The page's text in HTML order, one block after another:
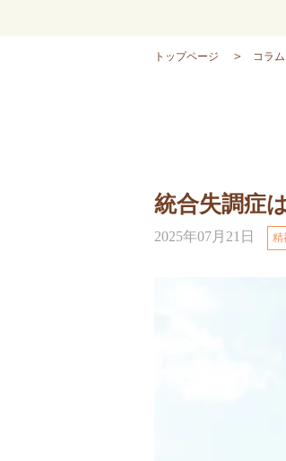
トップページ コラム
統合失調症
2025年07月21日 精